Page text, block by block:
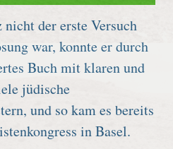
der erste Versuch
war, konnte er durch
Buch mit klaren und
jüdische
und so kam es bereits
in Basel.